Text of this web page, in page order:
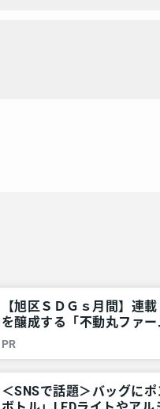
【旭区ＳＤＧｓ月間】連
を醸成する「不動丸ファ
ご近所情報 – レアリア
PR
＜SNSで話題＞バッグに